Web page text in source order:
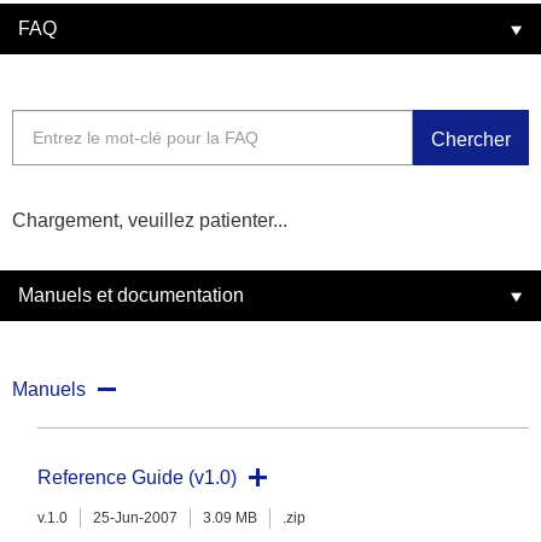
FAQ
Chercher
Chargement, veuillez patienter...
Manuels et documentation
Manuels
Reference Guide (v1.0)
v.1.0 25-Jun-2007 3.09 MB .zip